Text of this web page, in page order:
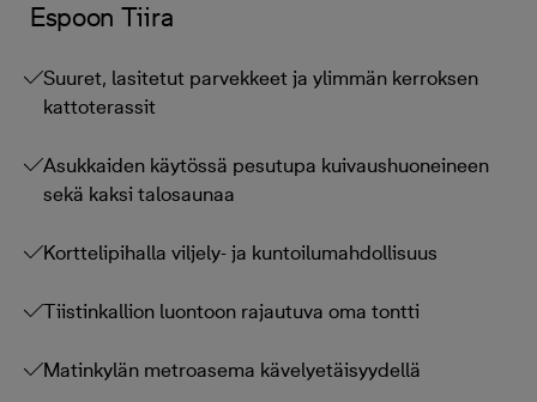
Espoon Tiira
Suuret, lasitetut parvekkeet ja ylimmän kerroksen
kattoterassit
Asukkaiden käytössä pesutupa kuivaushuoneineen
sekä kaksi talosaunaa
Korttelipihalla viljely- ja kuntoilumahdollisuus
Tiistinkallion luontoon rajautuva oma tontti
Matinkylän metroasema kävelyetäisyydellä